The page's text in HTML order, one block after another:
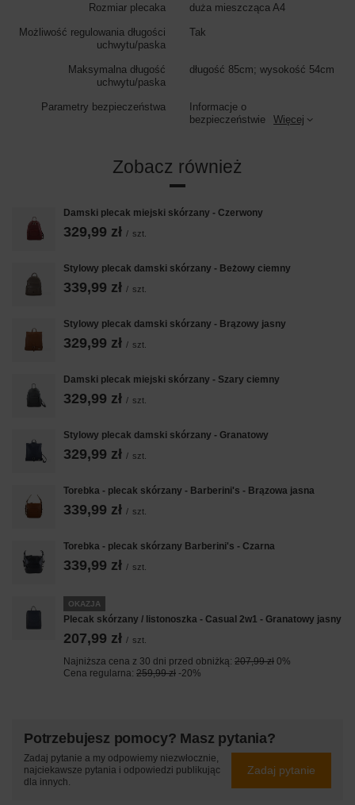
Rozmiar plecaka duża mieszcząca A4
Możliwość regulowania długości
uchwytu/paska
Tak
Maksymalna długość
uchwytu/paska
długość 85cm; wysokość 54cm
Parametry bezpieczeństwa
Informacje o
bezpieczeństwie
Więcej
Zobacz również
Damski plecak miejski skórzany - Czerwony
329,99 zł / szt.
Stylowy plecak damski skórzany - Beżowy ciemny
339,99 zł / szt.
Stylowy plecak damski skórzany - Brązowy jasny
329,99 zł / szt.
Damski plecak miejski skórzany - Szary ciemny
329,99 zł / szt.
Stylowy plecak damski skórzany - Granatowy
329,99 zł / szt.
Torebka - plecak skórzany - Barberini's - Brązowa jasna
339,99 zł / szt.
Torebka - plecak skórzany Barberini's - Czarna
339,99 zł / szt.
OKAZJA
Plecak skórzany / listonoszka - Casual 2w1 - Granatowy jasny
207,99 zł / szt.
Najniższa cena z 30 dni przed obniżką: 207,99 zł 0%
Cena regularna: 259,99 zł -20%
Potrzebujesz pomocy? Masz pytania?
Zadaj pytanie a my odpowiemy niezwłocznie,
najciekawsze pytania i odpowiedzi publikując
dla innych.
Zadaj pytanie